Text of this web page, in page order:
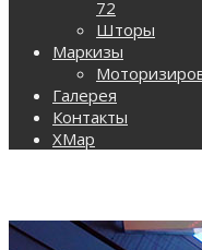
72
Шторы
Маркизы
Галерея
Контакты
XMap